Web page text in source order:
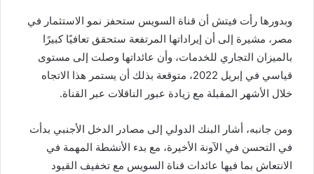
وبدورها رأت فيتش أن قناة السويس ستحفز نمو الاستثمار في
مصر، مشيرة إلى أن إيراداتها المرتفعة ستحقق تعافيًا كبيرًا
بالميزان التجاري للخدمات، وأن عائداتها وصلت إلى مستوى
قياسي في إبريل 2022، متوقعة بذلك أن يستمر هذا الاتجاه
خلال الأشهر المقبلة مع زيادة عبور الناقلات عبر القناة.
ومن جانبه، أشار البنك الدولي إلى مصادر الدخل الأجنبي بدأت
في التحسن في الآونة الأخيرة، مع بدء الأنشطة المهمة في
الانتعاش بما فيها عائدات قناة السويس مع تخفيف القيود